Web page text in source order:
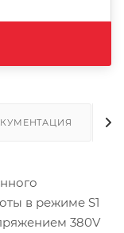
в режиме S1
380V